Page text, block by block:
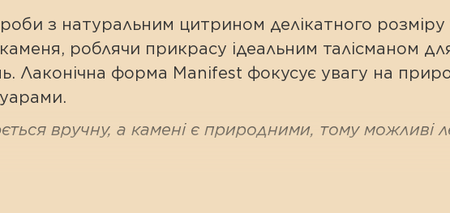
з натуральним цитрином делікатного розміру
роблячи прикрасу ідеальним талісманом
Лаконічна форма Manifest фокусує увагу на
вручну, а камені є природними, тому можливі